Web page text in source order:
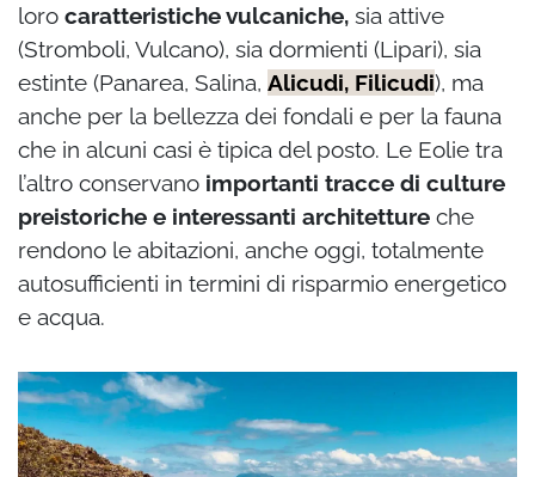
loro caratteristiche vulcaniche, sia attive
(Stromboli, Vulcano), sia dormienti (Lipari), sia
estinte (Panarea, Salina, Alicudi, Filicudi), ma
anche per la bellezza dei fondali e per la fauna
che in alcuni casi è tipica del posto. Le Eolie tra
l’altro conservano importanti tracce di culture
preistoriche e interessanti architetture che
rendono le abitazioni, anche oggi, totalmente
autosufficienti in termini di risparmio energetico
e acqua.